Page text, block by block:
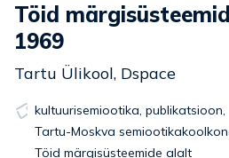
Töid märgisüsteemide alalt IV /
1969
Tartu Ülikool, Dspace
kultuurisemiootika, publikatsioon,
Tartu-Moskva
Töid märgisüsteemide alalt